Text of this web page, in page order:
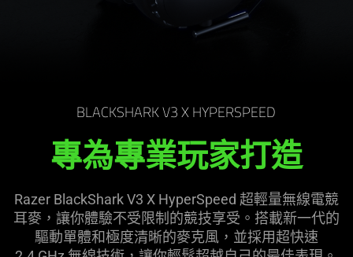
BLACKSHARK V3 X HYPERSPEED
專為專業玩家打造
Razer BlackShark V3 X HyperSpeed 超輕量無線電競
耳麥，讓你體驗不受限制的競技享受。搭載新一代的
驅動單體和極度清晰的麥克風，並採用超快速